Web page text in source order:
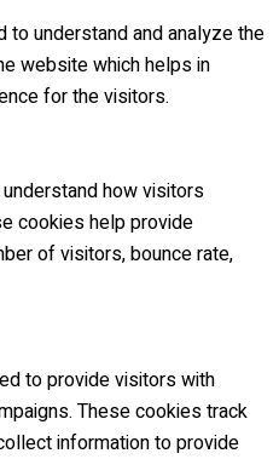
understand and analyze the
website which helps in
for the visitors.
how visitors
cookies help provide
of visitors, bounce rate,
to provide visitors with
These cookies track
information to provide